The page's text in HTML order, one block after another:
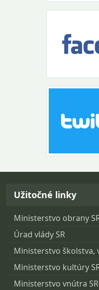
Návrat na začiatok
Užitočné linky
Ministerstvo obrany
Úrad vlády SR
Ministerstvo školstva,
Ministerstvo kultúry
Ministerstvo vnútra SR